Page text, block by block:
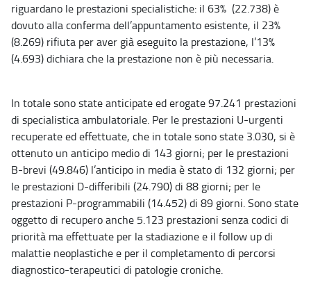
riguardano le prestazioni specialistiche: il 63% (22.738) è
dovuto alla conferma dell’appuntamento esistente, il 23%
(8.269) rifiuta per aver già eseguito la prestazione, l’13%
(4.693) dichiara che la prestazione non è più necessaria.
In totale sono state anticipate ed erogate 97.241 prestazioni
di specialistica ambulatoriale. Per le prestazioni U-urgenti
recuperate ed effettuate, che in totale sono state 3.030, si è
ottenuto un anticipo medio di 143 giorni; per le prestazioni
B-brevi (49.846) l’anticipo in media è stato di 132 giorni; per
le prestazioni D-differibili (24.790) di 88 giorni; per le
prestazioni P-programmabili (14.452) di 89 giorni. Sono state
oggetto di recupero anche 5.123 prestazioni senza codici di
priorità ma effettuate per la stadiazione e il follow up di
malattie neoplastiche e per il completamento di percorsi
diagnostico-terapeutici di patologie croniche.